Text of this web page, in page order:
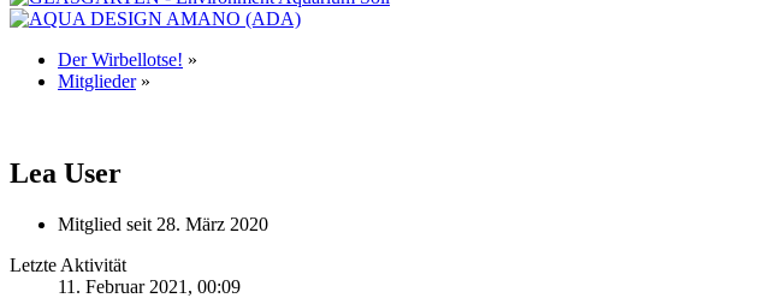
Der Wirbellotse! »
Mitglieder »
Lea User
Mitglied seit 28. März 2020
Letzte Aktivität
11. Februar 2021, 00:09